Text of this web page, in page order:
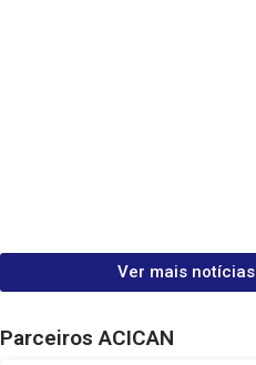
Ver mais notícias
Parceiros ACICAN